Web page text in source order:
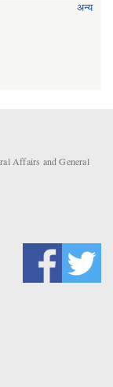
अन्य
Affairs and General